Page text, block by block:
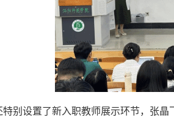
特别设置了新入职教师展示环节，张